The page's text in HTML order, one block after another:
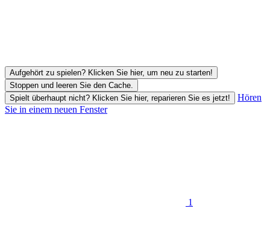
Aufgehört zu spielen? Klicken Sie hier, um neu zu starten!
Stoppen und leeren Sie den Cache.
Spielt überhaupt nicht? Klicken Sie hier, reparieren Sie es jetzt!
Hören
Sie in einem neuen Fenster
1